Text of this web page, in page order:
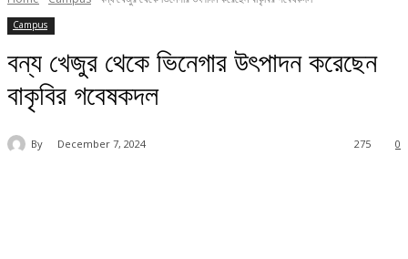
Campus
বন্য খেজুর থেকে ভিনেগার উৎপাদন করেছেন
বাকৃবির গবেষকদল
By December 7, 2024 0
275